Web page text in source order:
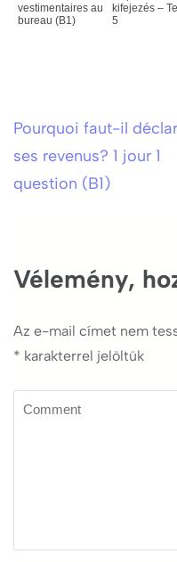
vestimentaires au
bureau (B1)
kifejezés –
5
Bejegyzés
navigáció
Pourquoi faut-il
ses revenus? 1 jour 1
question (B1)
Vélemény,
Az e-mail címet nem
* karakterrel jelöltük
Comment